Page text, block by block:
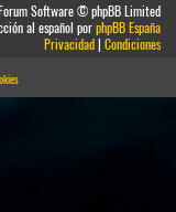
Software © phpBB Limited
al español porphpBB España
Privacidad|Condiciones